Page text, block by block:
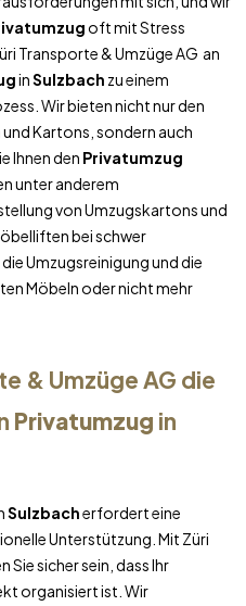
oft mit Stress
Transporte & Umzüge AG an
inSulzbach zu einem
Wir bieten nicht nur den
Kartons, sondern auch
Ihnen den Privatumzug
unter anderem
von Umzugskartons und
bei schwer
Umzugsreinigung und die
Möbeln oder nicht mehr
& Umzüge AG die
Privatumzug in
Sulzbacherfordert eine
Unterstützung. Mit Züri
Sie sicher sein, dass Ihr
organisiert ist. Wir